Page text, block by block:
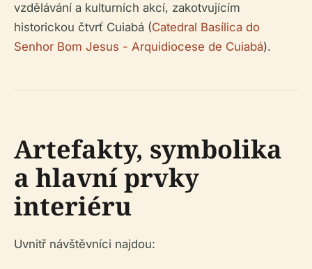
vzdělávání a kulturních akcí, zakotvujícím
historickou čtvrť Cuiabá (Catedral Basílica do
Senhor Bom Jesus - Arquidiocese de Cuiabá).
Artefakty, symbolika
a hlavní prvky
interiéru
Uvnitř návštěvníci najdou: